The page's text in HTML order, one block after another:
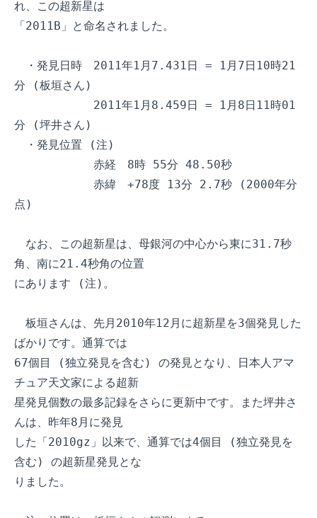
れ、この超新星は
「2011B」と命名されました。
・発見日時　2011年1月7.431日 = 1月7日10時21
分 (板垣さん)
2011年1月8.459日 = 1月8日11時01
分 (坪井さん)
・発見位置 (注)
赤経　8時 55分 48.50秒
赤緯　+78度 13分 2.7秒 (2000年分
点)
なお、この超新星は、母銀河の中心から東に31.7秒
角、南に21.4秒角の位置
にあります (注)。
板垣さんは、先月2010年12月に超新星を3個発見した
ばかりです。通算では
67個目 (独立発見を含む) の発見となり、日本人アマ
チュア天文家による超新
星発見個数の最多記録をさらに更新中です。また坪井さ
んは、昨年8月に発見
した「2010gz」以来で、通算では4個目 (独立発見を
含む) の超新星発見とな
りました。